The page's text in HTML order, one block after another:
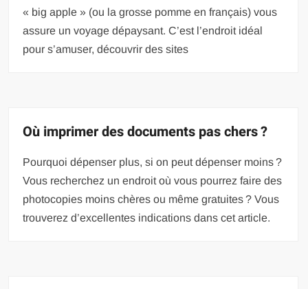
« big apple » (ou la grosse pomme en français) vous
assure un voyage dépaysant. C’est l’endroit idéal
pour s’amuser, découvrir des sites
Où imprimer des documents pas chers ?
Pourquoi dépenser plus, si on peut dépenser moins ?
Vous recherchez un endroit où vous pourrez faire des
photocopies moins chères ou même gratuites ? Vous
trouverez d’excellentes indications dans cet article.